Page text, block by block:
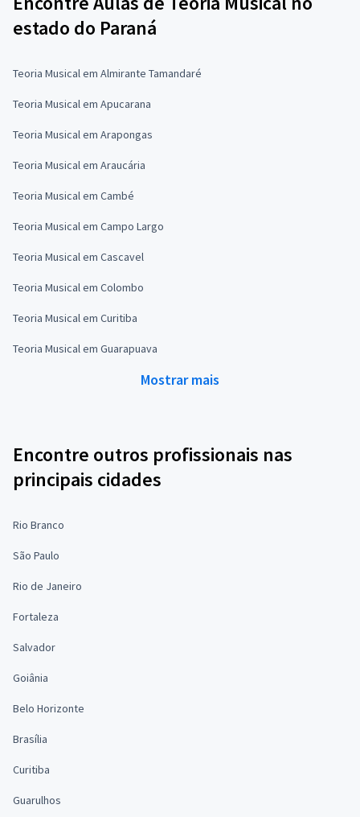
estado do Paraná
Teoria Musical em Almirante Tamandaré
Teoria Musical em Apucarana
Teoria Musical em Arapongas
Teoria Musical em Araucária
Teoria Musical em Cambé
Teoria Musical em Campo Largo
Teoria Musical em Cascavel
Teoria Musical em Colombo
Teoria Musical em Curitiba
Teoria Musical em Guarapuava
Mostrar mais
Encontre outros profissionais nas
principais cidades
Rio Branco
São Paulo
Rio de Janeiro
Fortaleza
Salvador
Goiânia
Belo Horizonte
Brasília
Curitiba
Guarulhos